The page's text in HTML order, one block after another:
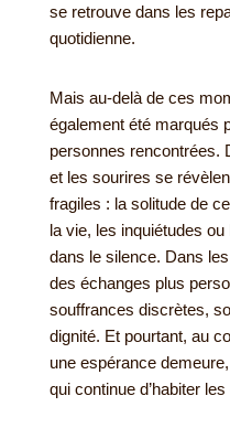
se retrouve dans les
quotidienne.
Mais au-delà de ces
également été marqués
personnes rencontrées.
et les sourires se
fragiles : la solitude de
la vie, les inquiétudes
dans le silence. Dans
des échanges plus
souffrances discrètes,
dignité. Et pourtant, au
une espérance
qui continue d’habiter